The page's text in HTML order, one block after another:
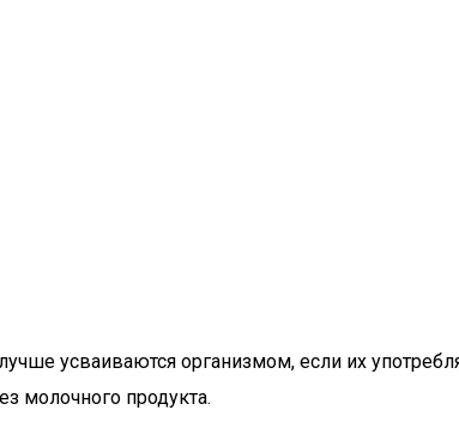
усваиваются организмом, если их
молочного продукта.